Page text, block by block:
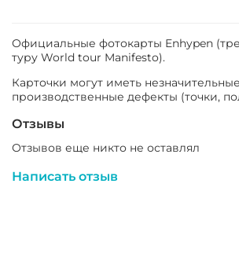
Официальные фотокарты Enhypen
туру World tour Manifesto).
Карточки могут иметь незначительные
производственные дефекты (точки,
Отзывы
Отзывов еще никто не оставлял
Написать отзыв